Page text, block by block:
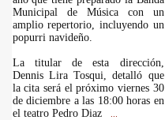
Municipal de Música con un
amplio repertorio, incluyendo un
popurri navideño.
La titular de esta dirección,
Dennis Lira Tosqui, detalló que
la cita será el próximo viernes 30
de diciembre a las 18:00 horas en
el teatro Pedro Diaz